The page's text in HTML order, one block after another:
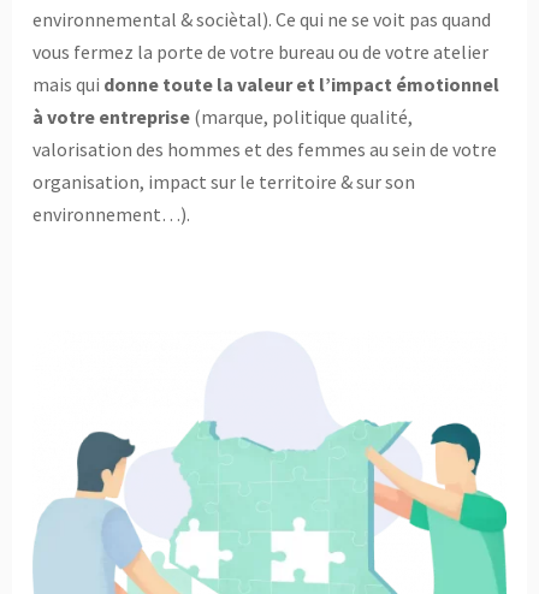
environnemental & sociètal). Ce qui ne se voit pas quand
vous fermez la porte de votre bureau ou de votre atelier
mais qui donne toute la valeur et l’impact émotionnel
à votre entreprise (marque, politique qualité,
valorisation des hommes et des femmes au sein de votre
organisation, impact sur le territoire & sur son
environnement…).